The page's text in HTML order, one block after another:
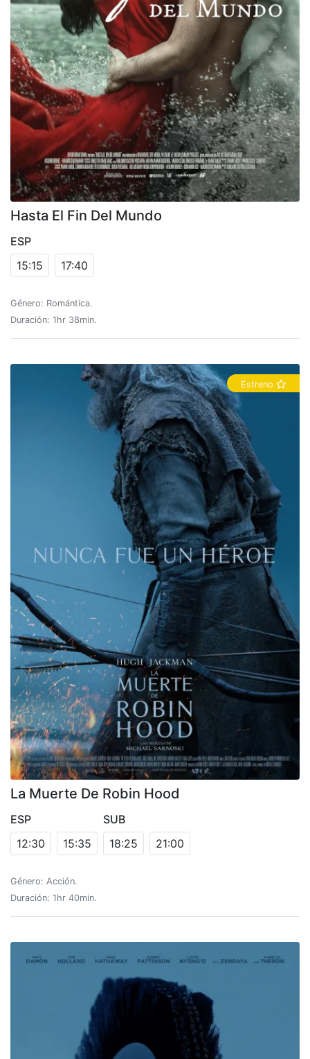
Hasta El Fin Del Mundo
ESP
15:15
17:40
Género: Romántica.
Duración: 1hr 38min.
Estreno
La Muerte De Robin Hood
ESP
12:30
15:35
SUB
18:25
21:00
Género: Acción.
Duración: 1hr 40min.